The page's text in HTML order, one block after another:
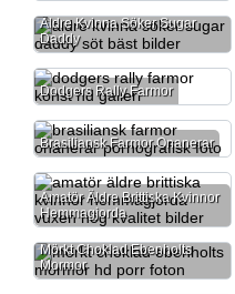
Äldre Kvinna Söker Sugar
Daddy
Dodgers Rally Farmor
Brasiliansk Farmor Onanerar
Amatör Äldre Brittiska Kvinnor
Hemmagjorda
Mörkt Choklad Ebenholts
Mormor